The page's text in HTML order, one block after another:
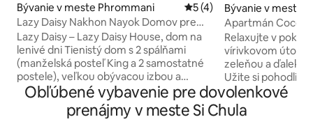
Bývanie v meste Phrommani Priemerné ohodnotenie 5
5 (4)
Lazy Daisy Nakhon Nayok Domov pre
vaše lenivé dni.
Lazy Daisy – Lazy Daisy House, dom na
lenivé dni Tienistý dom s 2 spálňami
(manželská posteľ King a 2 samostatné
postele), veľkou obývacou izbou a
viacúčelovou miestnosťou, ktorý ponúka
ubytovanie pre 4 osoby (možno pridať
až 6 osôb). Priestranný, chladný a
Bývanie v meste
Apartmán Coco
Romantický
Relaxujte v
vírivkovom
zeleňou a ďaleko
Užite si pohodlie
priestrannej,
útulnou
televízorom,
Obľúbené vybavenie pre dovolenkové
prenájmy v meste Si Chula